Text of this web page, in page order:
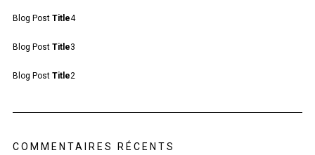
Blog Post Title4
Blog Post Title3
Blog Post Title2
COMMENTAIRES RÉCENTS